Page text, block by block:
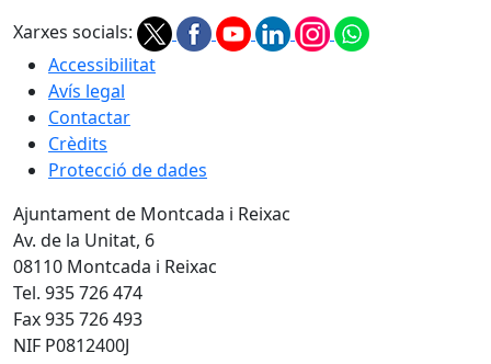
Xarxes socials:
Accessibilitat
Avís legal
Contactar
Crèdits
Protecció de dades
Ajuntament de Montcada i Reixac
Av. de la Unitat, 6
08110 Montcada i Reixac
Tel. 935 726 474
Fax 935 726 493
NIF P0812400J